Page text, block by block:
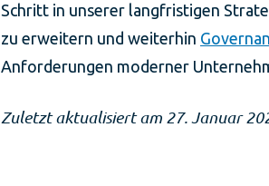
Schritt in unserer langfristigen
zu erweitern und weiterhin
Anforderungen moderner
Zuletzt aktualisiert am 27. Januar